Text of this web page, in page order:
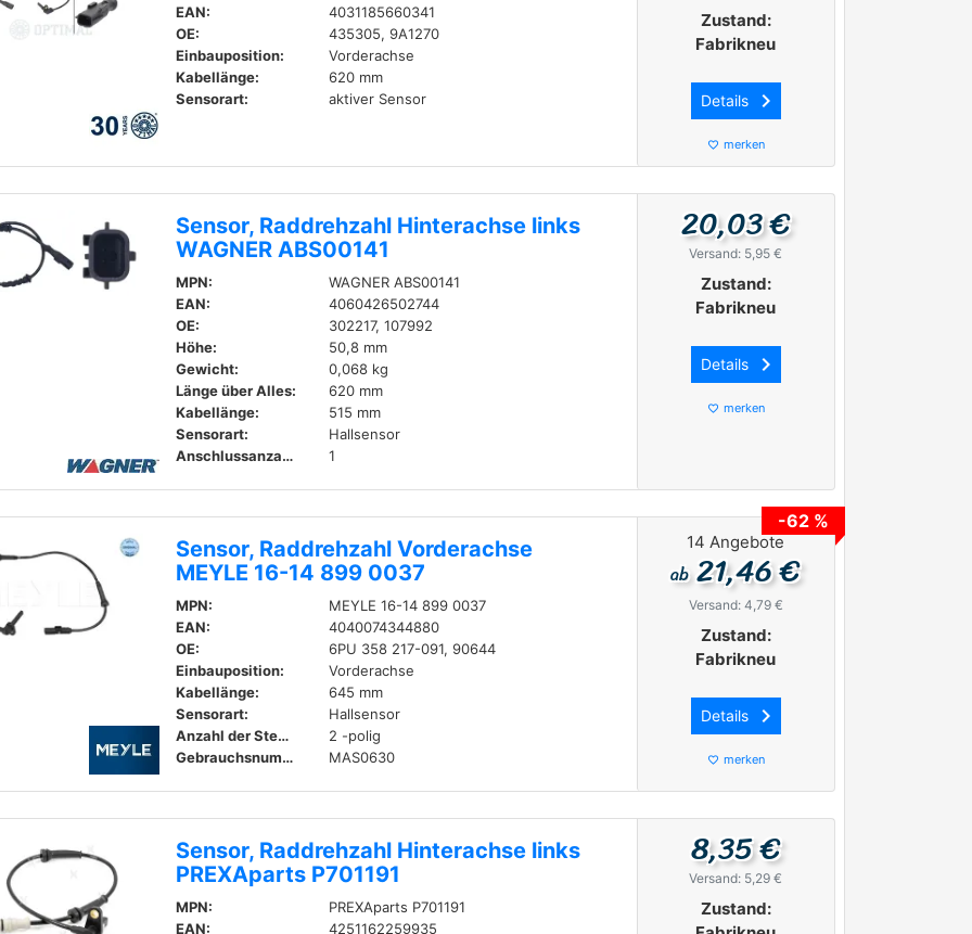
EAN:
4031185660341
OE:
435305, 9A1270
Einbauposition:
Vorderachse
Kabellänge:
620 mm
Sensorart:
aktiver Sensor
Zustand:
Fabrikneu
Details keyboard_arrow_right
favorite_border merken
Sensor, Raddrehzahl Hinterachse links
WAGNER ABS00141
MPN:
WAGNER ABS00141
EAN:
4060426502744
OE:
302217, 107992
Höhe:
50,8 mm
Gewicht:
0,068 kg
Länge über Alles:
620 mm
Kabellänge:
515 mm
Sensorart:
Hallsensor
Anschlussanzahl:
1
20,03 €
Versand: 5,95 €
Zustand:
Fabrikneu
Details keyboard_arrow_right
favorite_border merken
Sensor, Raddrehzahl Vorderachse
MEYLE 16-14 899 0037
MPN:
MEYLE 16-14 899 0037
EAN:
4040074344880
OE:
6PU 358 217-091, 90644
Einbauposition:
Vorderachse
Kabellänge:
645 mm
Sensorart:
Hallsensor
Anzahl der Steckkontakte:
2 -polig
Gebrauchsnummer:
MAS0630
-62 %
14 Angebote
ab21,46 €
Versand: 4,79 €
Zustand:
Fabrikneu
Details keyboard_arrow_right
favorite_border merken
Sensor, Raddrehzahl Hinterachse links
PREXAparts P701191
MPN:
PREXAparts P701191
EAN:
4251162259935
8,35 €
Versand: 5,29 €
Zustand: